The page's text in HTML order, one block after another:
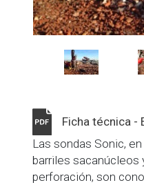
Ficha técnica -
Las sondas Sonic,
barriles sacanúcleos
perforación, son